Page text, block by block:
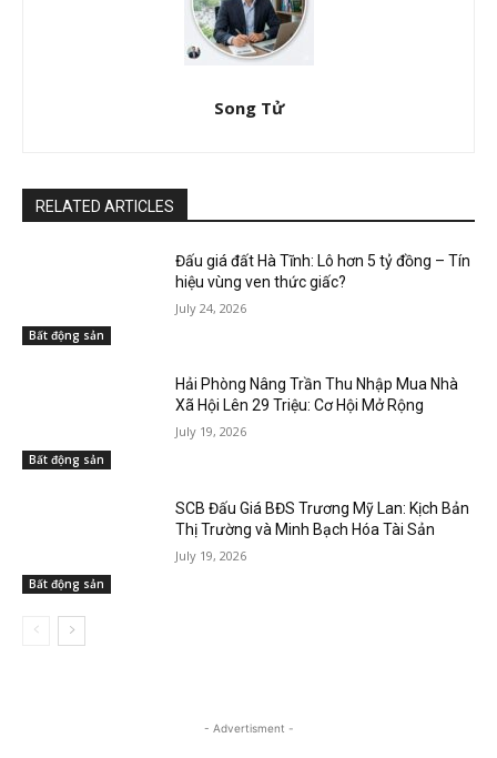
Song Tử
RELATED ARTICLES
Bất động sản
Đấu giá đất Hà Tĩnh: Lô hơn 5 tỷ đồng – Tín
hiệu vùng ven thức giấc?
July 24, 2026
Bất động sản
Hải Phòng Nâng Trần Thu Nhập Mua Nhà
Xã Hội Lên 29 Triệu: Cơ Hội Mở Rộng
July 19, 2026
Bất động sản
SCB Đấu Giá BĐS Trương Mỹ Lan: Kịch Bản
Thị Trường và Minh Bạch Hóa Tài Sản
July 19, 2026
- Advertisment -